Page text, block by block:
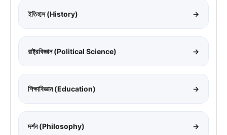
ইতিহাস (History) →
রাষ্ট্রবিজ্ঞান (Political Science) →
শিক্ষাবিজ্ঞান (Education) →
দর্শন (Philosophy) →